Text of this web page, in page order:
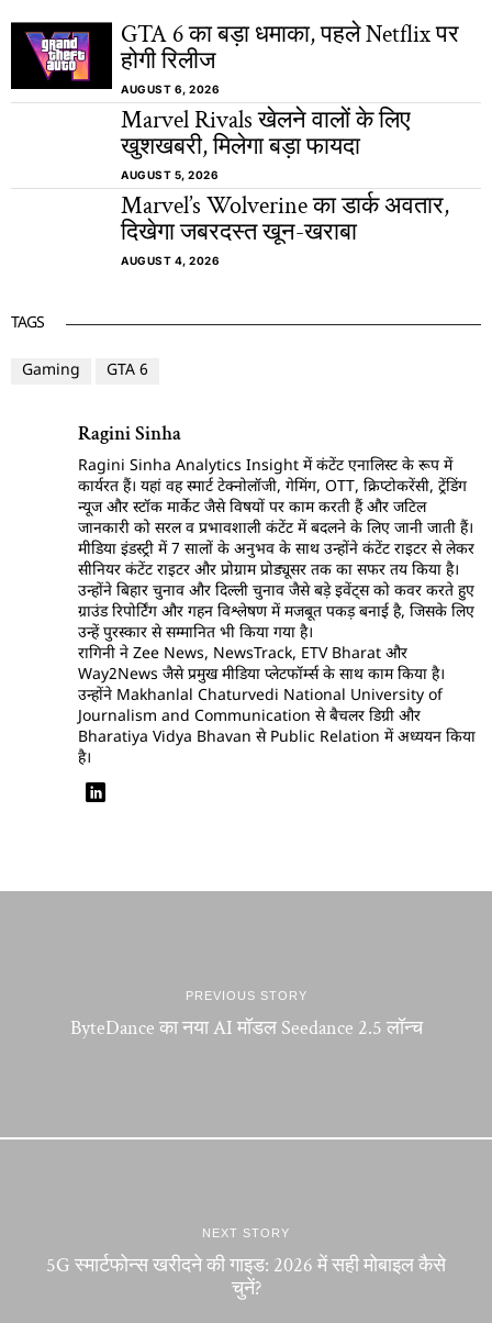
GTA 6 का बड़ा धमाका, पहले Netflix पर
होगी रिलीज
AUGUST 6, 2026
Marvel Rivals खेलने वालों के लिए
खुशखबरी, मिलेगा बड़ा फायदा
AUGUST 5, 2026
Marvel’s Wolverine का डार्क अवतार,
दिखेगा जबरदस्त खून-खराबा
AUGUST 4, 2026
TAGS
Gaming GTA 6
Ragini Sinha
Ragini Sinha Analytics Insight में कंटेंट एनालिस्ट के रूप में
कार्यरत हैं। यहां वह स्मार्ट टेक्नोलॉजी, गेमिंग, OTT, क्रिप्टोकरेंसी, ट्रेंडिंग
न्यूज और स्टॉक मार्केट जैसे विषयों पर काम करती हैं और जटिल
जानकारी को सरल व प्रभावशाली कंटेंट में बदलने के लिए जानी जाती हैं।
मीडिया इंडस्ट्री में 7 सालों के अनुभव के साथ उन्होंने कंटेंट राइटर से लेकर
सीनियर कंटेंट राइटर और प्रोग्राम प्रोड्यूसर तक का सफर तय किया है।
उन्होंने बिहार चुनाव और दिल्ली चुनाव जैसे बड़े इवेंट्स को कवर करते हुए
ग्राउंड रिपोर्टिंग और गहन विश्लेषण में मजबूत पकड़ बनाई है, जिसके लिए
उन्हें पुरस्कार से सम्मानित भी किया गया है।
रागिनी ने Zee News, NewsTrack, ETV Bharat और
Way2News जैसे प्रमुख मीडिया प्लेटफॉर्म्स के साथ काम किया है।
उन्होंने Makhanlal Chaturvedi National University of
Journalism and Communication से बैचलर डिग्री और
Bharatiya Vidya Bhavan से Public Relation में अध्ययन किया
है।
PREVIOUS STORY
ByteDance का नया AI मॉडल Seedance 2.5 लॉन्च
NEXT STORY
5G स्मार्टफोन्स खरीदने की गाइड: 2026 में सही मोबाइल कैसे
चुनें?